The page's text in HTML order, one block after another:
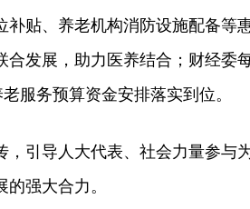
补贴、养老机构消防设施配备等
合发展，助力医养结合；财经委
服务预算资金安排落实到位。
引导人大代表、社会力量参与
强大合力。